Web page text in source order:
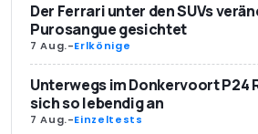
Der Ferrari unter den SUVs
Purosangue gesichtet
7 Aug.-Erlkönige
Unterwegs im Donkervoort P24
sich so lebendig an
7 Aug.-Einzeltests